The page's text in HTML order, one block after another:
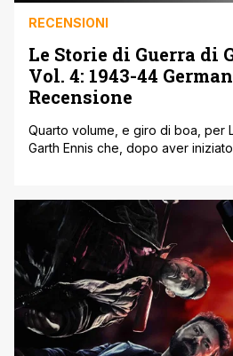
RECENSIONI
Le Storie di Guerra di
Vol. 4: 1943-44
Recensione
Quarto volume, e giro di boa, per
Garth Ennis che, dopo aver
Africa/Russia nel secondo volume
QUI ' ed essersi affacciate al 1942-
Artico/Mediterraneo [']